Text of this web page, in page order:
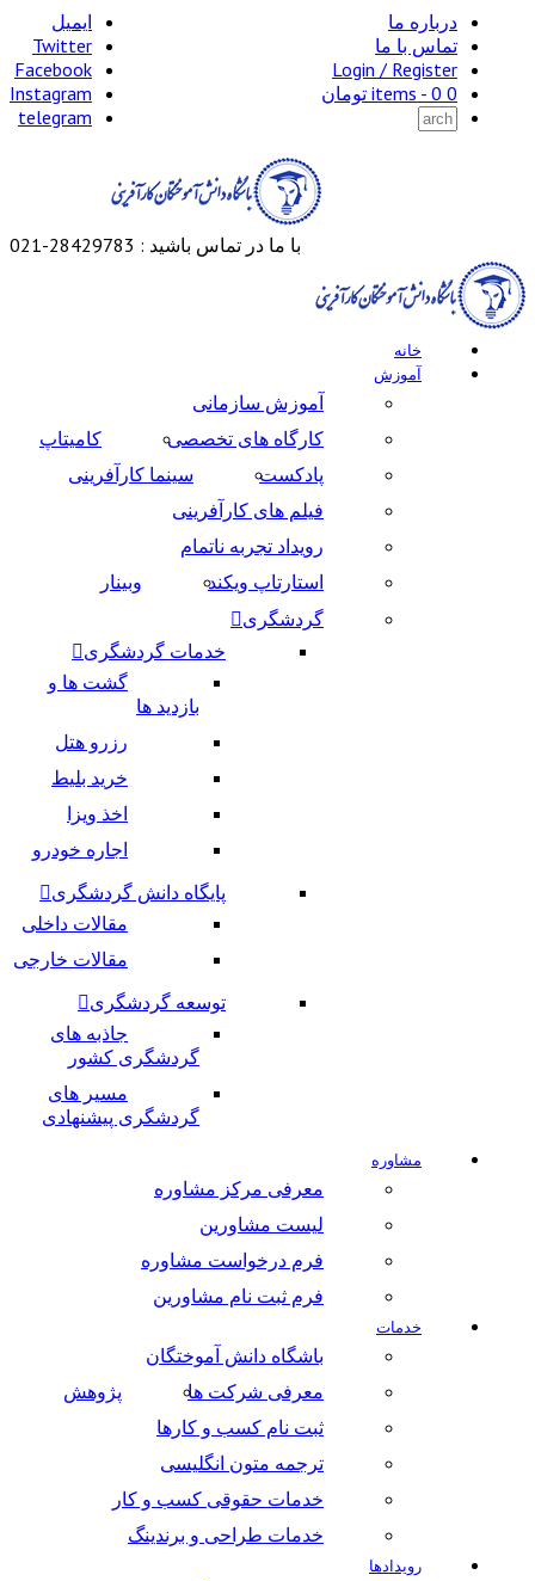
درباره ما
تماس با ما
Login / Register
0 items -
0 تومان
ایمیل
Twitter
Facebook
Instagram
telegram
با ما در تماس باشید : 28429783-021
خانه
آموزش
آموزش سازمانی
کارگاه های تخصصی
کامیتاپ
پادکست
سینما کارآفرینی
فیلم های کارآفرینی
رویداد تجربه ناتمام
استارتاپ ویکند
وبینار
گردشگری
خدمات گردشگری
گشت ها و
بازدید ها
رزرو هتل
خرید بلیط
اخذ ویزا
اجاره خودرو
پایگاه دانش گردشگری
مقالات داخلی
مقالات خارجی
توسعه گردشگری
جاذبه های
گردشگری کشور
مسیر های
گردشگری پیشنهادی
مشاوره
معرفی مرکز مشاوره
لیست مشاورین
فرم درخواست مشاوره
فرم ثبت نام مشاورین
خدمات
باشگاه دانش آموختگان
معرفی شرکت ها
پژوهش
ثبت نام کسب و کارها
ترجمه متون انگلیسی
خدمات حقوقی کسب و کار
خدمات طراحی و برندینگ
رویدادها